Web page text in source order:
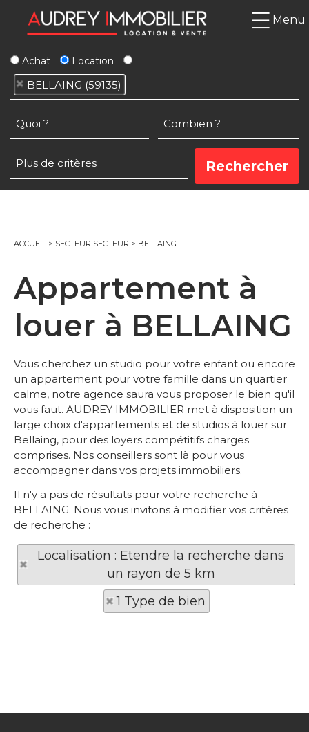
Menu
Achat Location
BELLAING (59135)
ACCUEIL> SECTEUR SECTEUR > BELLAING
Appartement à
louer à BELLAING
Vous cherchez un studio pour votre enfant ou encore
un appartement pour votre famille dans un quartier
calme, notre agence saura vous proposer le bien qu'il
vous faut. AUDREY IMMOBILIER met à disposition un
large choix d'appartements et de studios à louer sur
Bellaing, pour des loyers compétitifs charges
comprises. Nos conseillers sont là pour vous
accompagner dans vos projets immobiliers.
Il n'y a pas de résultats pour votre recherche à
BELLAING. Nous vous invitons à modifier vos critères
de recherche :
Localisation : Etendre la recherche dans
un rayon de 5 km
1 Type de bien